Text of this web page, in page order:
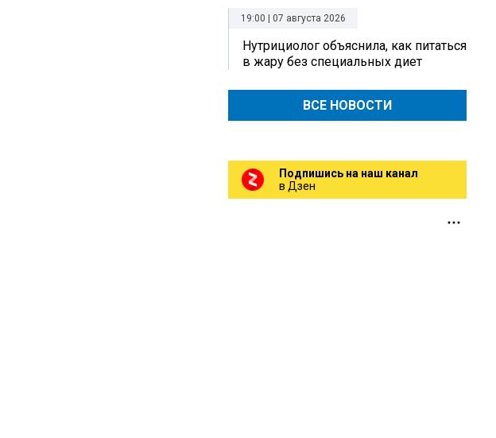
19:00 | 07 августа 2026
Нутрициолог объяснила, как питаться
в жару без специальных диет
ВСЕ НОВОСТИ
Подпишись на наш канал
в Дзен